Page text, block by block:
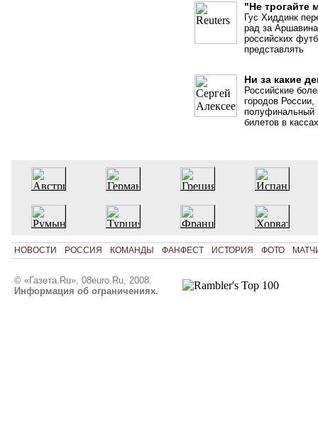
"Не трогайте
Гус Хиддинк
рад за
российских
представлять
Ни за какие
Российские
городов России,
полуфинальный
билетов в кассах
НОВОСТИ РОССИЯ КОМАНДЫ ФАНФЕСТ ИСТОРИЯ ФОТО
© «Газета.Ru», 08euro.Ru, 2008.
Информация об ограничениях.